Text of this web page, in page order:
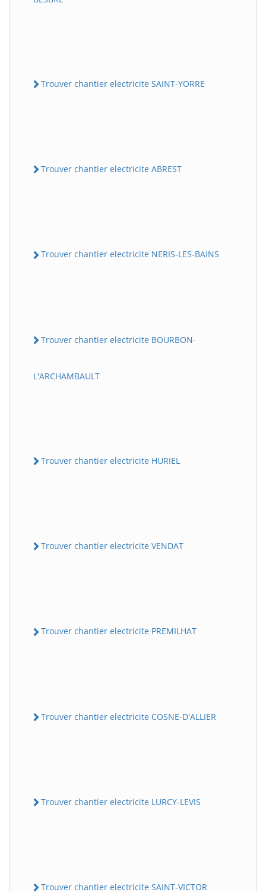
Trouver chantier electricite SAINT-YORRE
Trouver chantier electricite ABREST
Trouver chantier electricite NERIS-LES-BAINS
Trouver chantier electricite BOURBON-
L'ARCHAMBAULT
Trouver chantier electricite HURIEL
Trouver chantier electricite VENDAT
Trouver chantier electricite PREMILHAT
Trouver chantier electricite COSNE-D'ALLIER
Trouver chantier electricite LURCY-LEVIS
Trouver chantier electricite SAINT-VICTOR